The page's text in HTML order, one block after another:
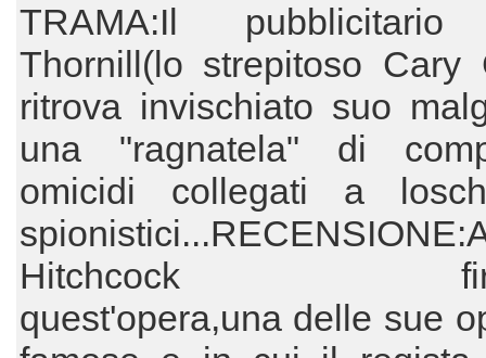
TRAMA:Il pubblicitario
Thornill(lo strepitoso Cary
ritrova invischiato suo
una "ragnatela" di
omicidi collegati a
Hitchcock
quest'opera,una delle sue